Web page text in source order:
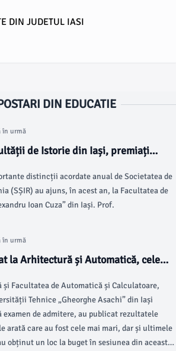
DIN JUDETUL IASI
DIN EDUCATIE
în urmă
de Istorie din Iași, premiați
distincții acordate anual de Societatea de
(SȘIR) au ajuns, în acest an, la Facultatea de
Ioan Cuza” din Iași. Prof.
în urmă
la Arhitectură și Automatică, cele
Facultatea de Automatică și Calculatoare,
Tehnice „Gheorghe Asachi” din Iași
examen de admitere, au publicat rezultatele
arată care au fost cele mai mari, dar și ultimele
obținut un loc la buget în sesiunea din această